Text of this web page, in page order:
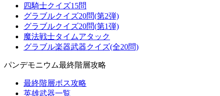
四騎士クイズ15問
グラブルクイズ20問(第2弾)
グラブルクイズ20問(第1弾)
魔法戦士タイムアタック
グラブル楽器武器クイズ(全20問)
パンデモニウム最終階層攻略
最終階層ボス攻略
英雄武器一覧